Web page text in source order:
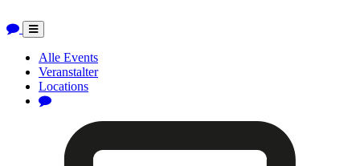
Toggle
navigation
Alle Events
Veranstalter
Locations